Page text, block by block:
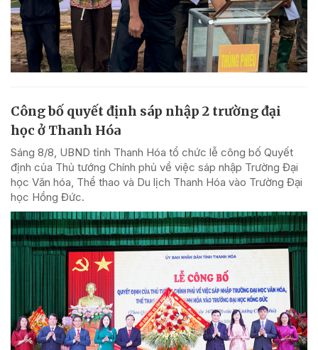
Công bố quyết định sáp nhập 2 trường đại
học ở Thanh Hóa
Sáng 8/8, UBND tỉnh Thanh Hóa tổ chức lễ công bố Quyết
định của Thủ tướng Chính phủ về việc sáp nhập Trường Đại
học Văn hóa, Thể thao và Du lịch Thanh Hóa vào Trường Đại
học Hồng Đức.